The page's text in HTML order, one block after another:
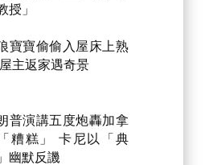
授」
寶寶偷偷入屋床上熟
主返家遇奇景
普演講五度炮轟加拿
糟糕」 卡尼以「典
幽默反譏